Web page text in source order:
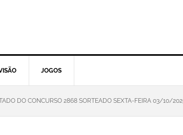
JOGOS
DO CONCURSO 2868 SORTEADO SEXTA-FEIRA 03/10/